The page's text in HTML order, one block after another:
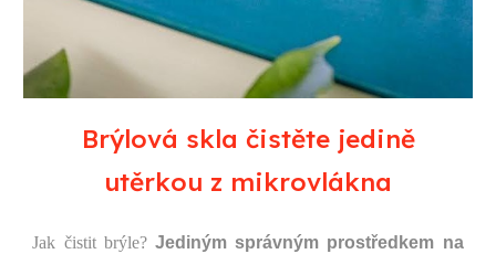
Brýlová skla čistěte jedině
utěrkou z mikrovlákna
Jak čistit brýle? Jediným správným prostředkem na